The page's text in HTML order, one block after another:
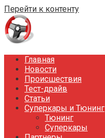
Перейти к контенту
Главная
Новости
Происшествия
Тест-драйв
Статьи
Суперкары и Тюнинг
Тюнинг
Суперкары